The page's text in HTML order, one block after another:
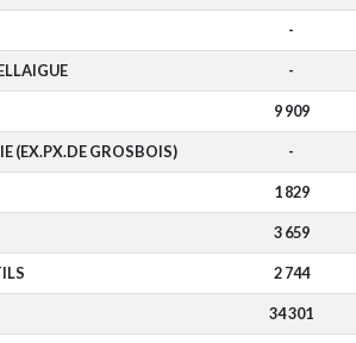
-
-
9 909
(EX.PX.DE GROSBOIS) -
1 829
3 659
2 744
34 301